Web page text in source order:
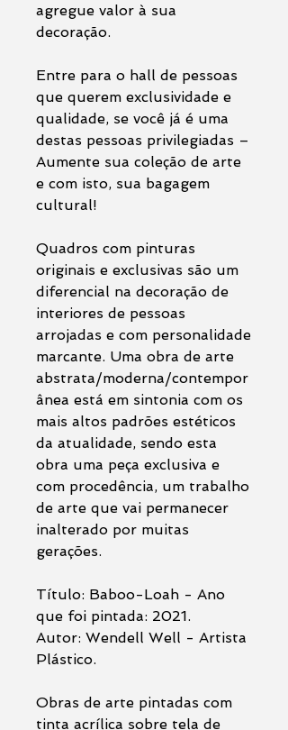
agregue valor à sua
decoração.
Entre para o hall de pessoas
que querem exclusividade e
qualidade, se você já é uma
destas pessoas privilegiadas –
Aumente sua coleção de arte
e com isto, sua bagagem
cultural!
Quadros com pinturas
originais e exclusivas são um
diferencial na decoração de
interiores de pessoas
arrojadas e com personalidade
marcante. Uma obra de arte
abstrata/moderna/contempor
ânea está em sintonia com os
mais altos padrões estéticos
da atualidade, sendo esta
obra uma peça exclusiva e
com procedência, um trabalho
de arte que vai permanecer
inalterado por muitas
gerações.
Título: Baboo-Loah - Ano
que foi pintada: 2021.
Autor: Wendell Well - Artista
Plástico.
Obras de arte pintadas com
tinta acrílica sobre tela de